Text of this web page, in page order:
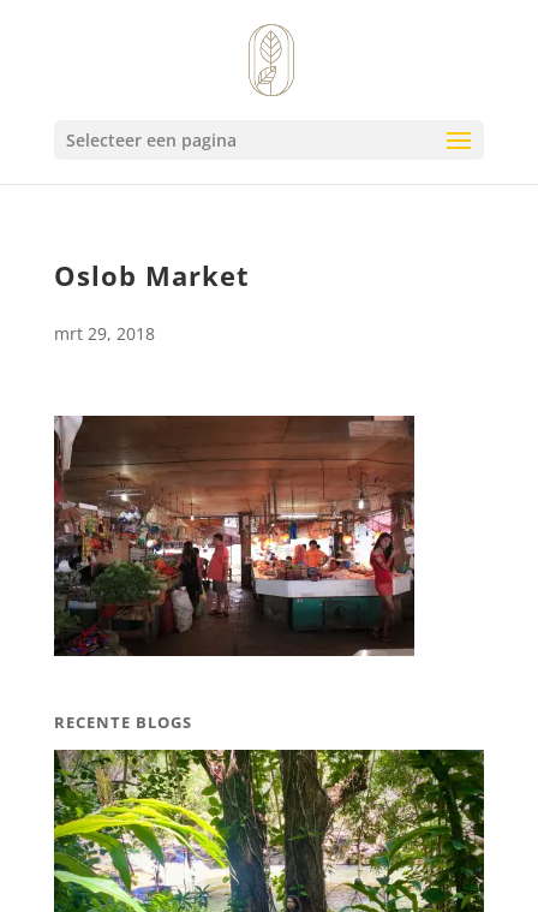
Selecteer een pagina
Oslob Market
mrt 29, 2018
RECENTE BLOGS